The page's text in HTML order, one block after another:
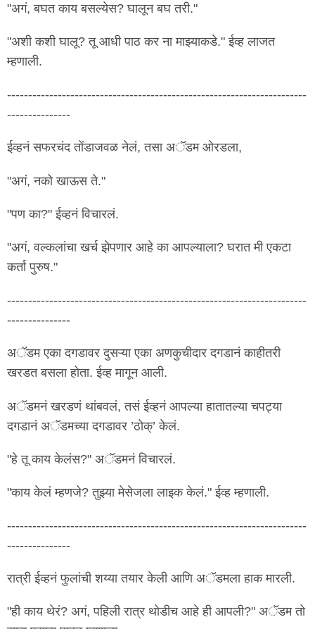
"अगं, बघत काय बसल्येस? घालून बघ तरी."
"अशी कशी घालू? तू आधी पाठ कर ना माझ्याकडे." ईव्ह लाजत
म्हणाली.
-----------------------------------------------------------------------
---------------
ईव्हनं सफरचंद तोंडाजवळ नेलं, तसा अॅडम ओरडला,
"अगं, नको खाऊस ते."
"पण का?" ईव्हनं विचारलं.
"अगं, वल्कलांचा खर्च झेपणार आहे का आपल्याला? घरात मी एकटा
कर्ता पुरुष."
-----------------------------------------------------------------------
---------------
अॅडम एका दगडावर दुसऱ्या एका अणकुचीदार दगडानं काहीतरी
खरडत बसला होता. ईव्ह मागून आली.
अॅडमनं खरडणं थांबवलं, तसं ईव्हनं आपल्या हातातल्या चपट्या
दगडानं अॅडमच्या दगडावर ’ठोक्‌’ केलं.
"हे तू काय केलंस?" अॅडमनं विचारलं.
"काय केलं म्हणजे? तुझ्या मेसेजला लाइक केलं." ईव्ह म्हणाली.
-----------------------------------------------------------------------
---------------
रात्री ईव्हनं फुलांची शय्या तयार केली आणि अॅडमला हाक मारली.
"ही काय थेरं? अगं, पहिली रात्र थोडीच आहे ही आपली?" अॅडम तो